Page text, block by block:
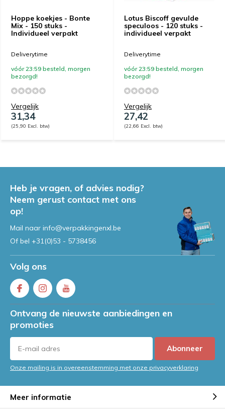
Hoppe koekjes - Bonte
Mix - 150 stuks -
Individueel verpakt
Deliverytime
vóór 23:59 besteld, morgen
bezorgd!
Vergelijk
31,34
(25,90 Excl. btw)
Lotus Biscoff gevulde
speculoos - 120 stuks -
individueel verpakt
Deliverytime
vóór 23:59 besteld, morgen
bezorgd!
Vergelijk
27,42
(22,66 Excl. btw)
Heb je vragen, of advies nodig?
Neem gerust contact met ons
op!
Mail naar info@verpakkingenxl.be
Of bel +31(0)53 - 5738456
Volg ons
Ontvang de nieuwste aanbiedingen en
promoties
Abonneer
Onze mailing is in overeenstemming met onze privacyverklaring
Meer informatie